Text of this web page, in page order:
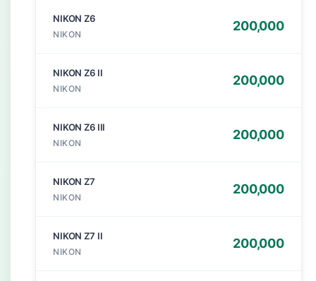
NIKON Z6
NIKON
200,000
NIKON Z6 II
NIKON
200,000
NIKON Z6 III
NIKON
200,000
NIKON Z7
NIKON
200,000
NIKON Z7 II
NIKON
200,000